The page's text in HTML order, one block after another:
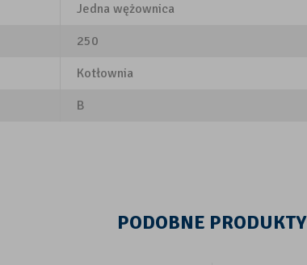
Jedna wężownica
250
Kotłownia
B
PODOBNE PRODUKTY